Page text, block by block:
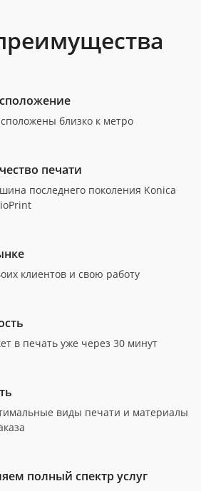
близко к метро
печати
последнего поколения Konica
клиентов и свою работу
в печать уже через 30 минут
виды печати и материалы
полный спектр услуг